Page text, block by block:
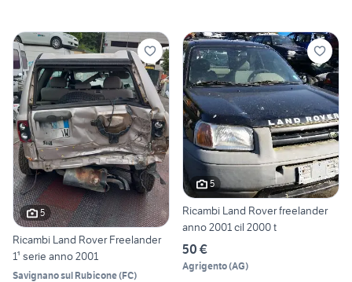
5
Ricambi Land Rover Freelander
1¹ serie anno 2001
Savignano sul Rubicone(FC)
5
Ricambi Land Rover freelander
anno 2001 cil 2000 t
50 €
Agrigento(AG)